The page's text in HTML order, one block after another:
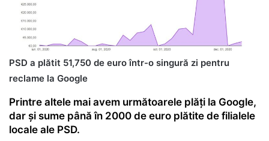
PSD a plătit 51,750 de euro într-o singură zi pentru
reclame la Google
Printre altele mai avem următoarele plăți la Google,
dar și sume până în 2000 de euro plătite de filialele
locale ale PSD.